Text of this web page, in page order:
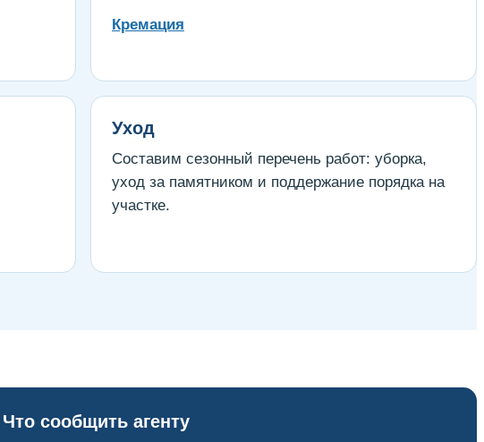
Кремация
Уход
Составим сезонный перечень работ: уборка,
уход за памятником и поддержание порядка на
участке.
Что сообщить агенту